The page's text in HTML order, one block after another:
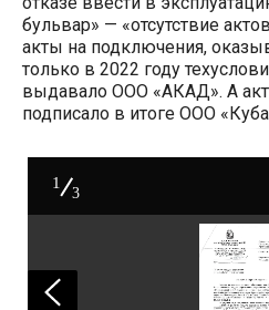
бульвар» — «отсутствие
акты на подключения,
только в 2022 году
выдавало ООО «АКАД». А
подписало в итоге ООО
1
3